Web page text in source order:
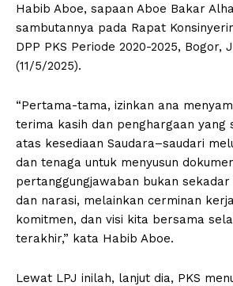
Habib Aboe, sapaan Aboe Bakar
sambutannya pada Rapat
DPP PKS Periode 2020-2025, Bogor,
(11/5/2025).
“Pertama-tama, izinkan ana
terima kasih dan penghargaan yang
atas kesediaan Saudara–saudari
dan tenaga untuk menyusun
pertanggungjawaban bukan
dan narasi, melainkan cerminan
komitmen, dan visi kita bersama
terakhir,” kata Habib Aboe.
Lewat LPJ inilah, lanjut dia, PKS